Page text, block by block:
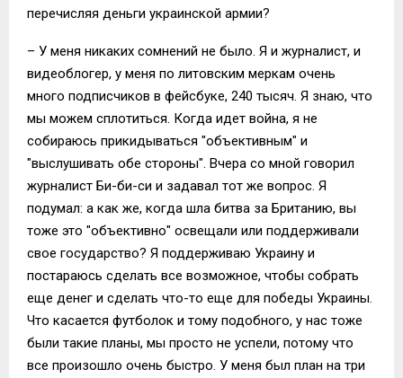
перечисляя деньги украинской армии?
– У меня никаких сомнений не было. Я и журналист, и
видеоблогер, у меня по литовским меркам очень
много подписчиков в фейсбуке, 240 тысяч. Я знаю, что
мы можем сплотиться. Когда идет война, я не
собираюсь прикидываться "объективным" и
"выслушивать обе стороны". Вчера со мной говорил
журналист Би-би-си и задавал тот же вопрос. Я
подумал: а как же, когда шла битва за Британию, вы
тоже это "объективно" освещали или поддерживали
свое государство? Я поддерживаю Украину и
постараюсь сделать все возможное, чтобы собрать
еще денег и сделать что-то еще для победы Украины.
Что касается футболок и тому подобного, у нас тоже
были такие планы, мы просто не успели, потому что
все произошло очень быстро. У меня был план на три